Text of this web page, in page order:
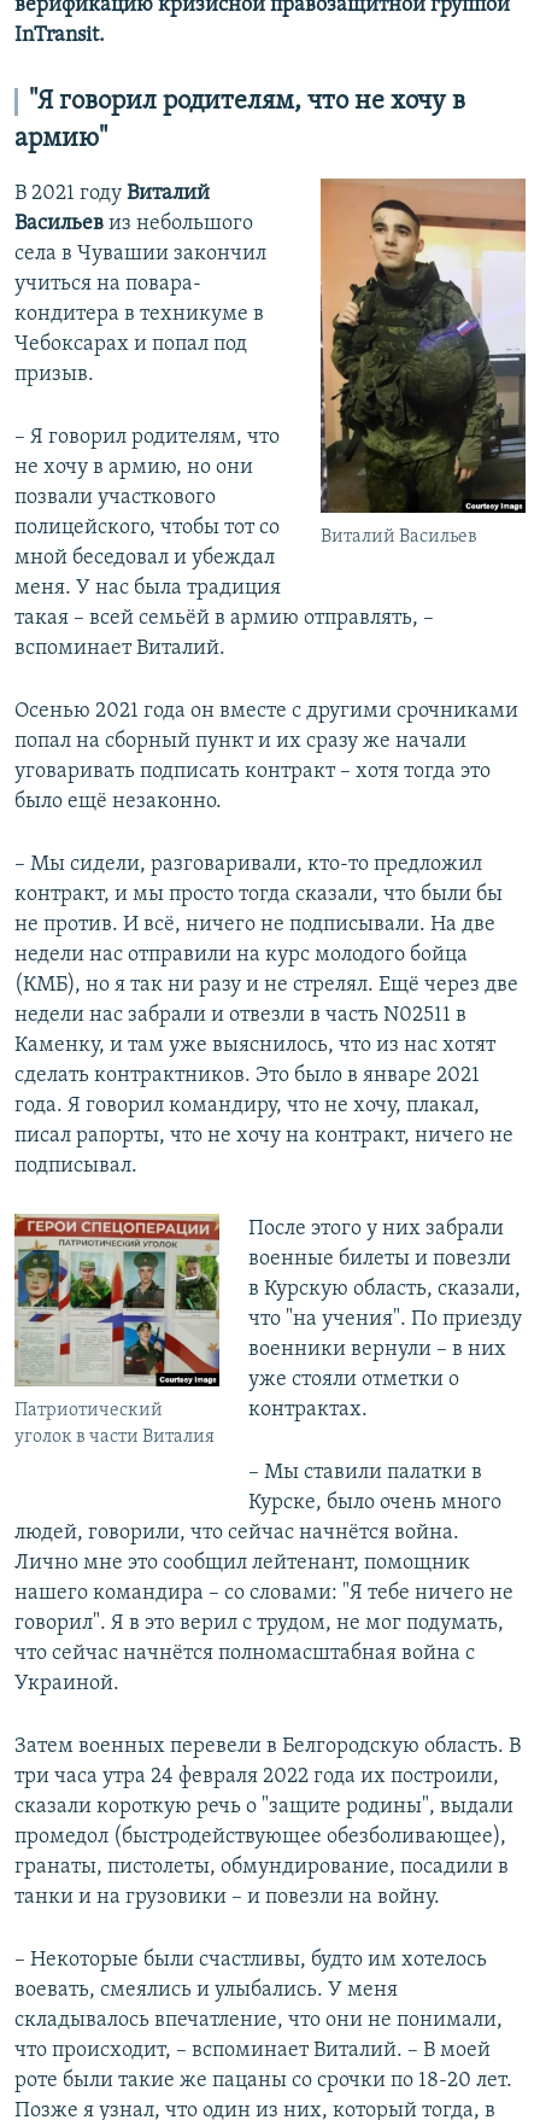
верификацию кризисной правозащитной группой
InTransit.
"Я говорил родителям, что не хочу в
армию"
Виталий Васильев
В 2021 году Виталий
Васильев из небольшого
села в Чувашии закончил
учиться на повара-
кондитера в техникуме в
Чебоксарах и попал под
призыв.
– Я говорил родителям, что
не хочу в армию, но они
позвали участкового
полицейского, чтобы тот со
мной беседовал и убеждал
меня. У нас была традиция
такая – всей семьёй в армию отправлять, –
вспоминает Виталий.
Осенью 2021 года он вместе с другими срочниками
попал на сборный пункт и их сразу же начали
уговаривать подписать контракт – хотя тогда это
было ещё незаконно.
– Мы сидели, разговаривали, кто-то предложил
контракт, и мы просто тогда сказали, что были бы
не против. И всё, ничего не подписывали. На две
недели нас отправили на курс молодого бойца
(КМБ), но я так ни разу и не стрелял. Ещё через две
недели нас забрали и отвезли в часть N02511 в
Каменку, и там уже выяснилось, что из нас хотят
сделать контрактников. Это было в январе 2021
года. Я говорил командиру, что не хочу, плакал,
писал рапорты, что не хочу на контракт, ничего не
подписывал.
Патриотический
уголок в части Виталия
После этого у них забрали
военные билеты и повезли
в Курскую область, сказали,
что "на учения". По приезду
военники вернули – в них
уже стояли отметки о
контрактах.
– Мы ставили палатки в
Курске, было очень много
людей, говорили, что сейчас начнётся война.
Лично мне это сообщил лейтенант, помощник
нашего командира – со словами: "Я тебе ничего не
говорил". Я в это верил с трудом, не мог подумать,
что сейчас начнётся полномасштабная война с
Украиной.
Затем военных перевели в Белгородскую область. В
три часа утра 24 февраля 2022 года их построили,
сказали короткую речь о "защите родины", выдали
промедол (быстродействующее обезболивающее),
гранаты, пистолеты, обмундирование, посадили в
танки и на грузовики – и повезли на войну.
– Некоторые были счастливы, будто им хотелось
воевать, смеялись и улыбались. У меня
складывалось впечатление, что они не понимали,
что происходит, – вспоминает Виталий. – В моей
роте были такие же пацаны со срочки по 18-20 лет.
Позже я узнал, что один из них, который тогда, в